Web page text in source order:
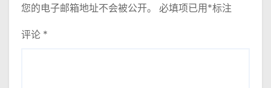
您的电子邮箱地址不会被公开。 必填项已用*标注
评论 *